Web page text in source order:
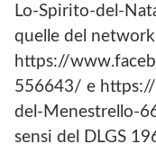
Lo-Spirito-del-
quelle del
https://
556643/ e
del-Menestrello-
sensi del DLGS